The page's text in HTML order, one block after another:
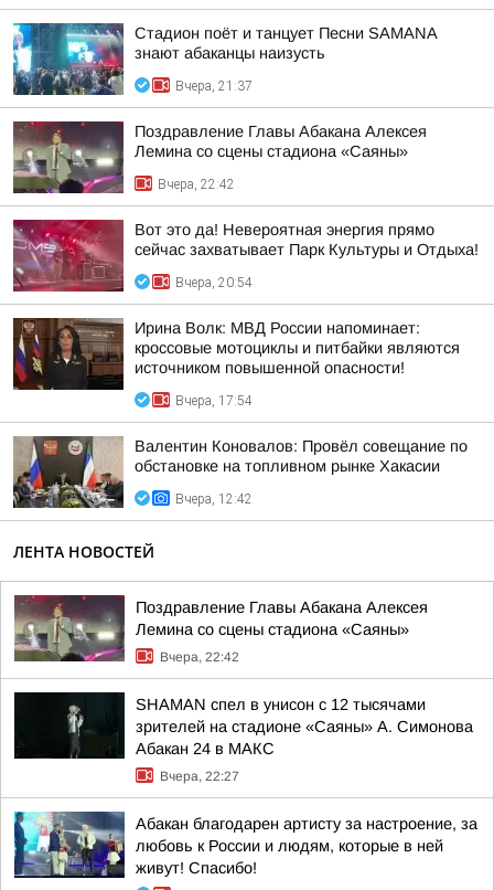
Стадион поёт и танцует Песни SAMANA
знают абаканцы наизусть
Вчера, 21:37
Поздравление Главы Абакана Алексея
Лемина со сцены стадиона «Саяны»
Вчера, 22:42
Вот это да! Невероятная энергия прямо
сейчас захватывает Парк Культуры и Отдыха!
Вчера, 20:54
Ирина Волк: МВД России напоминает:
кроссовые мотоциклы и питбайки являются
источником повышенной опасности!
Вчера, 17:54
Валентин Коновалов: Провёл совещание по
обстановке на топливном рынке Хакасии
Вчера, 12:42
ЛЕНТА НОВОСТЕЙ
Поздравление Главы Абакана Алексея
Лемина со сцены стадиона «Саяны»
Вчера, 22:42
SHAMAN спел в унисон с 12 тысячами
зрителей на стадионе «Саяны» А. Симонова
Абакан 24 в МАКС
Вчера, 22:27
Абакан благодарен артисту за настроение, за
любовь к России и людям, которые в ней
живут! Спасибо!